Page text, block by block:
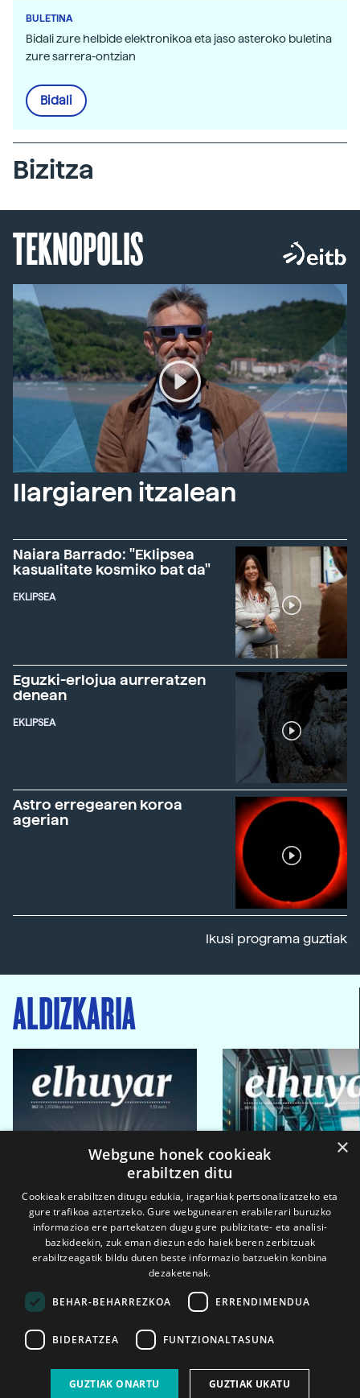
BULETINA
Bidali zure helbide elektronikoa eta jaso asteroko buletina
zure sarrera-ontzian
Bidali
Bizitza
TEKNOPOLIS
Ilargiaren itzalean
Naiara Barrado: "Eklipsea
kasualitate kosmiko bat da"
EKLIPSEA
Eguzki-erlojua aurreratzen
denean
EKLIPSEA
Astro erregearen koroa
agerian
Ikusi programa guztiak
ALDIZKARIA
2026ko eka. 1a 2026ko mar. 1a
×
Webgune honek cookieak
erabiltzen ditu
Cookieak erabiltzen ditugu edukia, iragarkiak pertsonalizatzeko eta
gure trafikoa aztertzeko. Gure webgunearen erabilerari buruzko
informazioa ere partekatzen dugu gure publizitate- eta analisi-
bazkideekin, zuk eman diezun edo haiek beren zerbitzuak
erabiltzeagatik bildu duten beste informazio batzuekin konbina
dezaketenak.
BEHAR-BEHARREZKOA ERRENDIMENDUA
BIDERATZEA FUNTZIONALTASUNA
GUZTIAK ONARTU GUZTIAK UKATU